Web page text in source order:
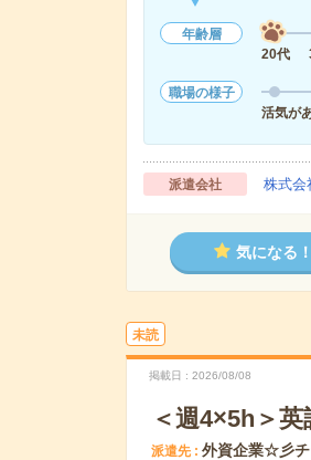
年齢層
20代
職場の様子
活気が
派遣会社 株式会
気になる！
未読
掲載日 2026/08/08
＜週4×5h＞
派遣先 外資企業☆彡チ